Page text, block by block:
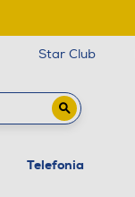
Star Club
Telefonia